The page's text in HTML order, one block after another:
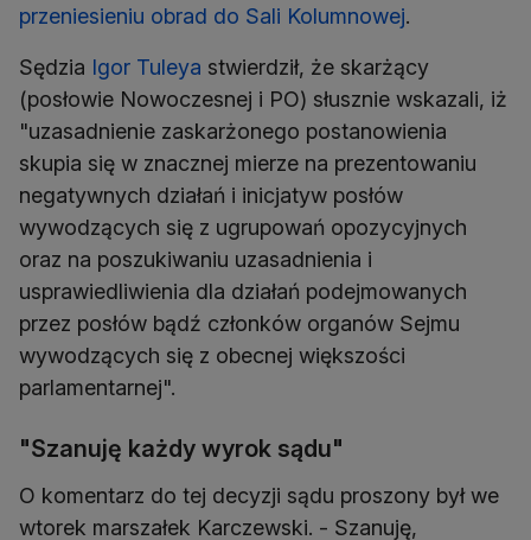
przeniesieniu obrad do Sali Kolumnowej.
Sędzia Igor Tuleya stwierdził, że skarżący
(posłowie Nowoczesnej i PO) słusznie wskazali, iż
"uzasadnienie zaskarżonego postanowienia
skupia się w znacznej mierze na prezentowaniu
negatywnych działań i inicjatyw posłów
wywodzących się z ugrupowań opozycyjnych
oraz na poszukiwaniu uzasadnienia i
usprawiedliwienia dla działań podejmowanych
przez posłów bądź członków organów Sejmu
wywodzących się z obecnej większości
parlamentarnej".
"Szanuję każdy wyrok sądu"
O komentarz do tej decyzji sądu proszony był we
wtorek marszałek Karczewski. - Szanuję,